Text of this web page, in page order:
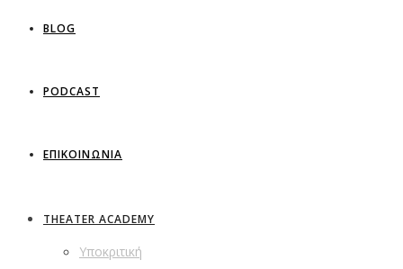
BLOG
PODCAST
ΕΠΙΚΟΙΝΩΝΙΑ
THEATER ACADEMY
Υποκριτική